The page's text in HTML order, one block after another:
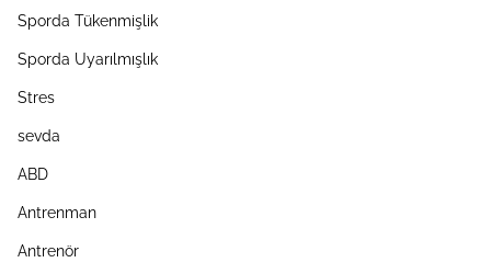
Sporda Tükenmişlik
Sporda Uyarılmışlık
Stres
sevda
ABD
Antrenman
Antrenör